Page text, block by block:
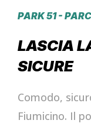
PARK 51 -
LASCIA
SICURE
Comodo,
Fiumicino. Il